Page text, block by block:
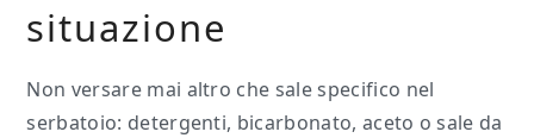
situazione
Non versare mai altro che sale specifico nel
serbatoio: detergenti, bicarbonato, aceto o sale da